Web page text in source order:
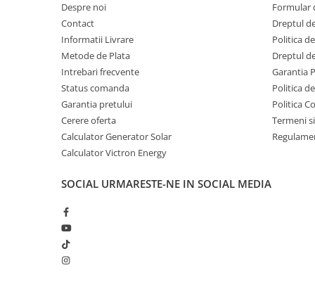
Despre noi
Contact
Informatii Livrare
Metode de Plata
Intrebari frecvente
Status comanda
Garantia pretului
Cerere oferta
Calculator Generator Solar
Calculator Victron Energy
Formular
Dreptul
Politica
Dreptul
Garantia
Politica
Politica
Termeni
SOCIAL URMARESTE-NE IN SOCIAL MEDIA